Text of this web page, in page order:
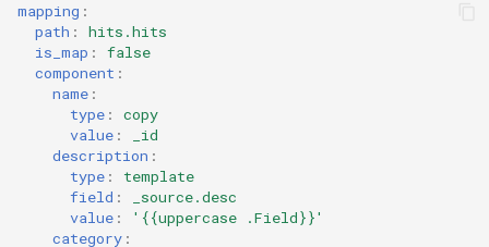
4.5.5
Notes de version Canopsis
4.5.4
Notes de version Canopsis
Notes de version Canopsis
mapping :
path :
hits.hits
is_map :
false
component :
name :
type :
copy
value :
_id
description :
type :
template
field :
_source.desc
value : '{{uppercase
.Field}}'
category :